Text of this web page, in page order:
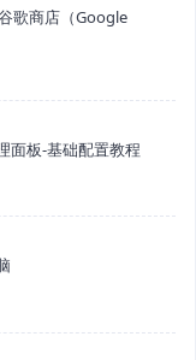
歌商店（Google
面板-基础配置教程